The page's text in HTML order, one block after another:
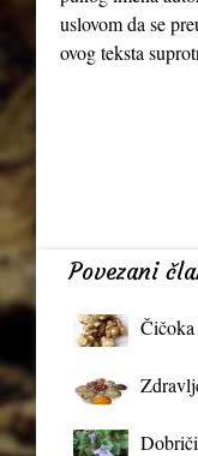
uslovom da se
ovog teksta
Povezani
Čičoka